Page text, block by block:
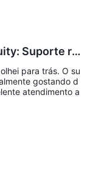
of your tra
Team
Suporte rá
para trás. O su
gostando d
atendimento a